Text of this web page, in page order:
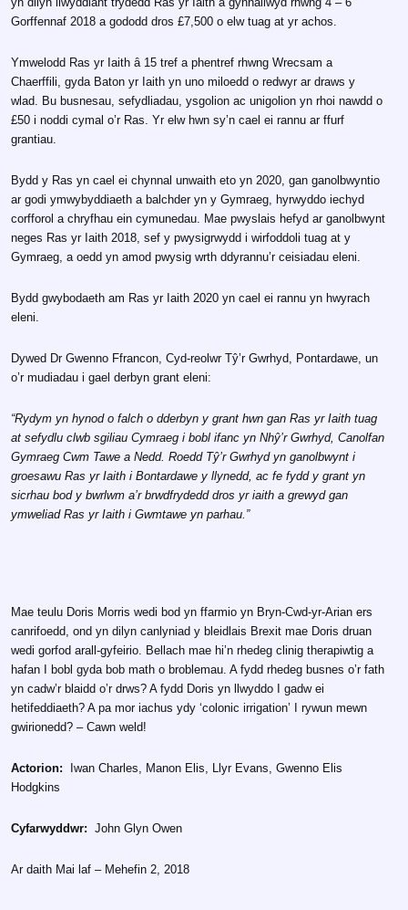
Gorffennaf 2018 a gododd dros £7,500 o elw tuag at yr achos.
Ymwelodd Ras yr Iaith ȃ 15 tref a phentref rhwng Wrecsam a
Chaerffili, gyda Baton yr Iaith yn uno miloedd o redwyr ar draws y
wlad. Bu busnesau, sefydliadau, ysgolion ac unigolion yn rhoi nawdd o
£50 i noddi cymal o’r Ras. Yr elw hwn sy’n cael ei rannu ar ffurf
grantiau.
Bydd y Ras yn cael ei chynnal unwaith eto yn 2020, gan ganolbwyntio
ar godi ymwybyddiaeth a balchder yn y Gymraeg, hyrwyddo iechyd
corfforol a chryfhau ein cymunedau. Mae pwyslais hefyd ar ganolbwynt
neges Ras yr Iaith 2018, sef y pwysigrwydd i wirfoddoli tuag at y
Gymraeg, a oedd yn amod pwysig wrth ddyrannu’r ceisiadau eleni.
Bydd gwybodaeth am Ras yr Iaith 2020 yn cael ei rannu yn hwyrach
eleni.
Dywed Dr Gwenno Ffrancon, Cyd-reolwr Tŷ’r Gwrhyd, Pontardawe, un
o’r mudiadau i gael derbyn grant eleni:
“Rydym yn hynod o falch o dderbyn y grant hwn gan Ras yr Iaith tuag
at sefydlu clwb sgiliau Cymraeg i bobl ifanc yn Nhŷ’r Gwrhyd, Canolfan
Gymraeg Cwm Tawe a Nedd. Roedd Tŷ’r Gwrhyd yn ganolbwynt i
groesawu Ras yr Iaith i Bontardawe y llynedd, ac fe fydd y grant yn
sicrhau bod y bwrlwm a’r brwdfrydedd dros yr iaith a grewyd gan
ymweliad Ras yr Iaith i Gwmtawe yn parhau.”
Mae teulu Doris Morris wedi bod yn ffarmio yn Bryn-Cwd-yr-Arian ers
canrifoedd, ond yn dilyn canlyniad y bleidlais Brexit mae Doris druan
wedi gorfod arall-gyfeirio. Bellach mae hi’n rhedeg clinig therapiwtig a
hafan I bobl gyda bob math o broblemau. A fydd rhedeg busnes o’r fath
yn cadw’r blaidd o’r drws? A fydd Doris yn llwyddo I gadw ei
hetifeddiaeth? A pa mor iachus ydy ‘colonic irrigation’ I rywun mewn
gwirionedd? – Cawn weld!
Actorion: Iwan Charles, Manon Elis, Llyr Evans, Gwenno Elis
Hodgkins
Cyfarwyddwr: John Glyn Owen
Ar daith Mai laf – Mehefin 2, 2018